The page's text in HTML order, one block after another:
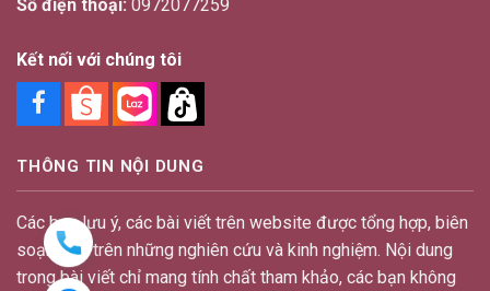
Số điện thoại: 0972077259
Kết nối với chúng tôi
THÔNG TIN NỘI DUNG
Các bạn lưu ý, các bài viết trên website được tổng hợp, biên
soạn dựa trên những nghiên cứu và kinh nghiệm. Nội dung
trong bài viết chỉ mang tính chất tham khảo, các bạn không